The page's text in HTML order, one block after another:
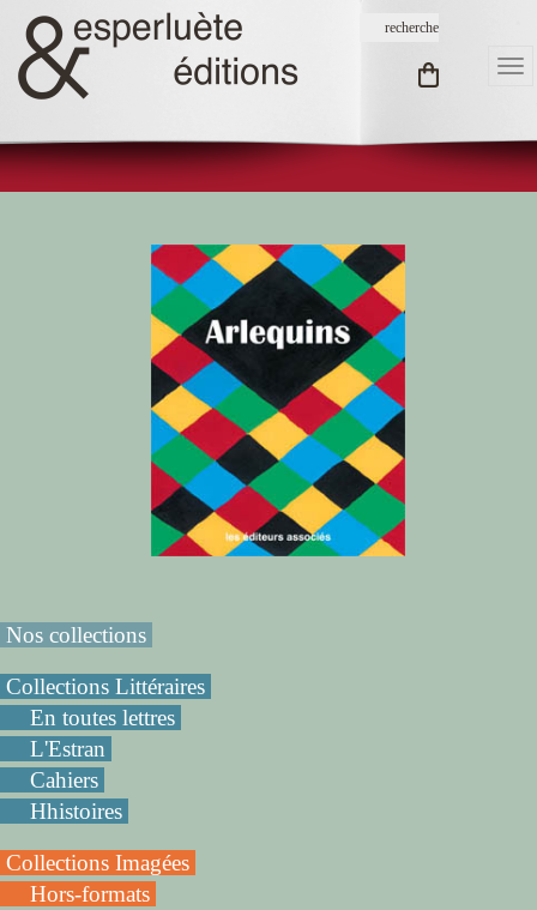
Nos collections
Collections Littéraires
En toutes lettres
L'Estran
Cahiers
Hhistoires
Collections Imagées
Hors-formats